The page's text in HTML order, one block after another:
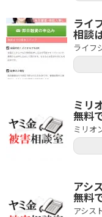
ライ
相談
ライフ
ミリ
無料
ミリオ
アシ
無料
アシス